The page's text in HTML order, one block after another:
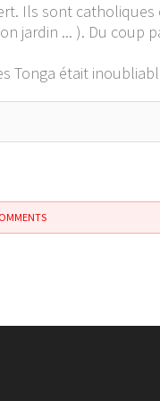
Ils sont
jardin ... ). Du coup
Tonga était